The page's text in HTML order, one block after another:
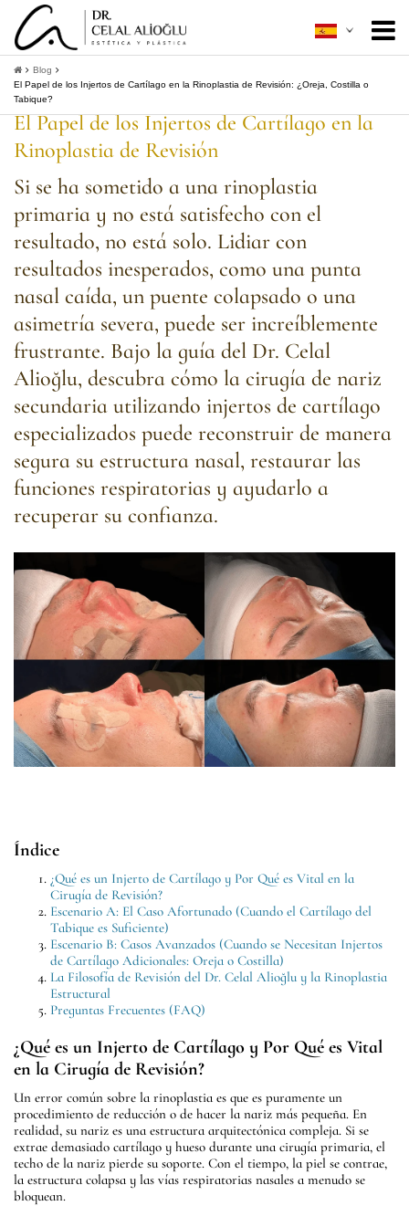
Acerca de mí
Cirugía Estética
+
Mínimamente Invasiva
Guía Del Paciente
Contacto
Obtener información
Blog
El Papel de los Injertos de Cartílago en la Rinoplastia de Revisión: ¿Oreja, Costilla o
Tabique?
El Papel de los Injertos de Cartílago en la
Rinoplastia de Revisión
Si se ha sometido a una rinoplastia
primaria y no está satisfecho con el
resultado, no está solo. Lidiar con
resultados inesperados, como una punta
nasal caída, un puente colapsado o una
asimetría severa, puede ser increíblemente
frustrante. Bajo la guía del Dr. Celal
Alioğlu, descubra cómo la cirugía de nariz
secundaria utilizando injertos de cartílago
especializados puede reconstruir de manera
segura su estructura nasal, restaurar las
funciones respiratorias y ayudarlo a
recuperar su confianza.
Índice
¿Qué es un Injerto de Cartílago y Por Qué es Vital en la
Cirugía de Revisión?
Escenario A: El Caso Afortunado (Cuando el Cartílago del
Tabique es Suficiente)
Escenario B: Casos Avanzados (Cuando se Necesitan Injertos
de Cartílago Adicionales: Oreja o Costilla)
La Filosofía de Revisión del Dr. Celal Alioğlu y la Rinoplastia
Estructural
Preguntas Frecuentes (FAQ)
¿Qué es un Injerto de Cartílago y Por Qué es Vital
en la Cirugía de Revisión?
Un error común sobre la rinoplastia es que es puramente un
procedimiento de reducción o de hacer la nariz más pequeña. En
realidad, su nariz es una estructura arquitectónica compleja. Si se
extrae demasiado cartílago y hueso durante una cirugía primaria, el
techo de la nariz pierde su soporte. Con el tiempo, la piel se contrae,
la estructura colapsa y las vías respiratorias nasales a menudo se
bloquean.